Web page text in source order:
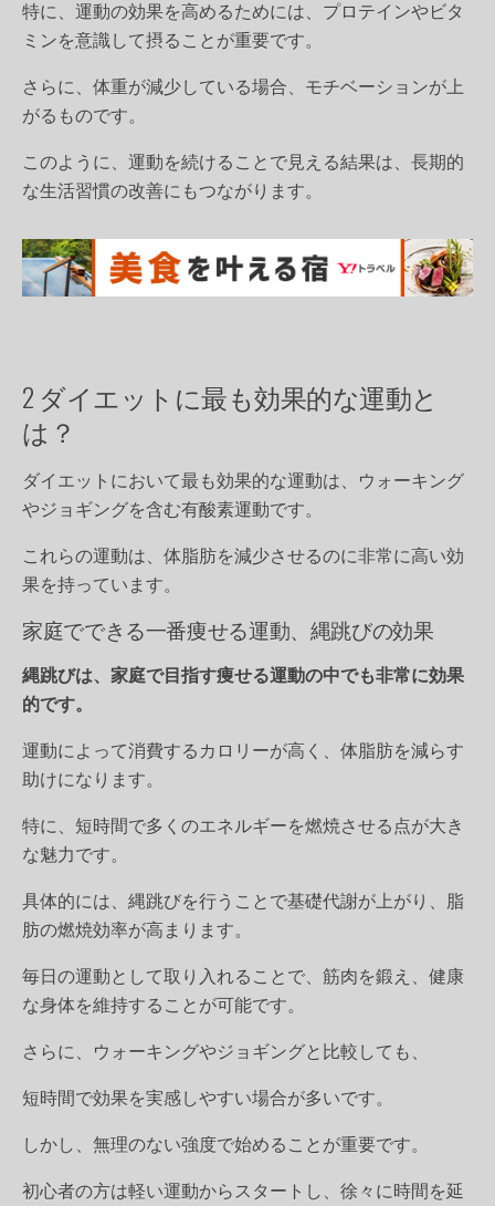
特に、運動の効果を高めるためには、プロテインやビタ
ミンを意識して摂ることが重要です。
さらに、体重が減少している場合、モチベーションが上
がるものです。
このように、運動を続けることで見える結果は、長期的
な生活習慣の改善にもつながります。
2 ダイエットに最も効果的な運動と
は？
ダイエットにおいて最も効果的な運動は、ウォーキング
やジョギングを含む有酸素運動です。
これらの運動は、体脂肪を減少させるのに非常に高い効
果を持っています。
家庭でできる一番痩せる運動、縄跳びの効果
縄跳びは、家庭で目指す痩せる運動の中でも非常に効果
的です。
運動によって消費するカロリーが高く、体脂肪を減らす
助けになります。
特に、短時間で多くのエネルギーを燃焼させる点が大き
な魅力です。
具体的には、縄跳びを行うことで基礎代謝が上がり、脂
肪の燃焼効率が高まります。
毎日の運動として取り入れることで、筋肉を鍛え、健康
な身体を維持することが可能です。
さらに、ウォーキングやジョギングと比較しても、
短時間で効果を実感しやすい場合が多いです。
しかし、無理のない強度で始めることが重要です。
初心者の方は軽い運動からスタートし、徐々に時間を延